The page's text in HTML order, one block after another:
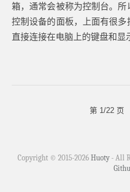
箱，通常会被称为控制台。
控制设备的面板，上面有很
直接连接在电脑上的键盘和显
第 1/22 页
Copyright © 2015-2026 Huoty- All